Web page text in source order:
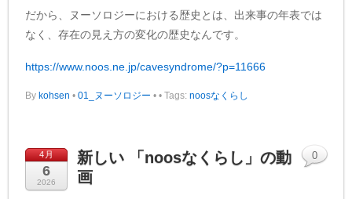
だから、ヌーソロジーにおける歴史とは、出来事の年表では
なく、存在の見え方の変化の歴史なんです。
https://www.noos.ne.jp/cavesyndrome/?p=11666
By kohsen • 01_ヌーソロジー • • Tags:noosなくらし
4月
6
2026
新しい 「noosなくらし」の動
画
0